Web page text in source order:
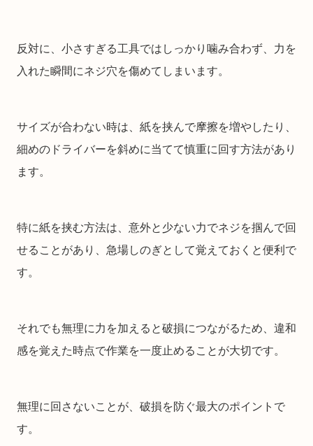
反対に、小さすぎる工具ではしっかり噛み合わず、力を
入れた瞬間にネジ穴を傷めてしまいます。
サイズが合わない時は、紙を挟んで摩擦を増やしたり、
細めのドライバーを斜めに当てて慎重に回す方法があり
ます。
特に紙を挟む方法は、意外と少ない力でネジを掴んで回
せることがあり、急場しのぎとして覚えておくと便利で
す。
それでも無理に力を加えると破損につながるため、違和
感を覚えた時点で作業を一度止めることが大切です。
無理に回さないことが、破損を防ぐ最大のポイントで
す。